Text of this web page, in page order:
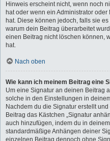
Hinweis erscheint nicht, wenn noch
hat oder wenn ein Administrator
hat. Diese können jedoch, falls sie
warum dein Beitrag überarbeitet
einen Beitrag nicht löschen können,
hat.
Nach oben
Wie kann ich meinem Beitrag eine
Um eine Signatur an deinen Beitrag
solche in den Einstellungen in
Nachdem du die Signatur erstellt
Beitrag das Kästchen „Signatur
auch hinzufügen, indem du in
standardmäßige Anhängen deiner
einzelnen Beitrag dennoch ohne